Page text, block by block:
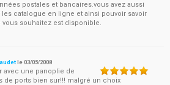
postales et bancaires.vous avez aussi
catalogue en ligne et ainsi pouvoir savoir
souhaitez est disponible.
le03/05/2008
avec une panoplie de
de ports bien sur!!! malgré un choix